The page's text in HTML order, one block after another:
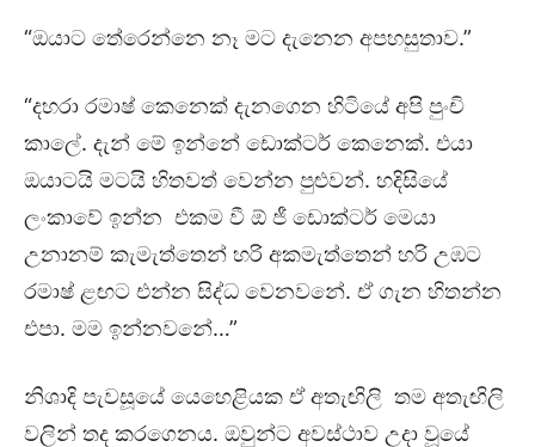
“ඔයාට තේරෙන්නෙ නෑ මට දැනෙන අපහසුතාව.”
“දහරා රමාෂ් කෙනෙක් දැනගෙන හිටියේ අපි පුංචි
කාලේ. දැන් මේ ඉන්නේ ඩොක්ටර් කෙනෙක්. එයා
ඔයාටයි මටයි හිතවත් වෙන්න පුළුවන්. හදිසියේ
ලංකාවේ ඉන්න එකම වී ඕ ජී ඩොක්ටර් මෙයා
උනානම් කැමැත්තෙන් හරි අකමැත්තෙන් හරි උඹට
රමාෂ් ළඟට එන්න සිද්ධ වෙනවනේ. ඒ ගැන හිතන්න
එපා. මම ඉන්නවනේ…”
නිශාදි පැවසූයේ යෙහෙළියක ඒ අතැඟිලි තම අතැඟිලි
වලින් තද කරගෙනය. ඔවුන්ට අවස්ථාව උදා වූයේ